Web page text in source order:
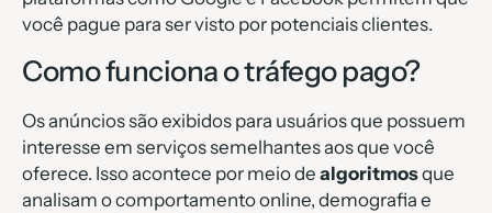
você pague para ser visto por potenciais clientes.
Como funciona o tráfego pago?
Os anúncios são exibidos para usuários que possuem
interesse em serviços semelhantes aos que você
oferece. Isso acontece por meio de algoritmosque
analisam o comportamento online, demografia e